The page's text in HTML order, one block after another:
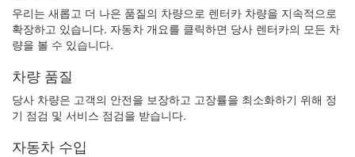
우리는 새롭고 더 나은 품질의 차량으로 렌터카 차량을 지속적으로
확장하고 있습니다. 자동차 개요를 클릭하면 당사 렌터카의 모든 차
량을 볼 수 있습니다.
차량 품질
당사 차량은 고객의 안전을 보장하고 고장률을 최소화하기 위해 정
기 점검 및 서비스 점검을 받습니다.
자동차 수입